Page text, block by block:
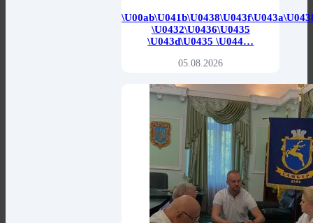
\u0432\u0436\u0435
\u043d\u0435 \u044…
05.08.2026